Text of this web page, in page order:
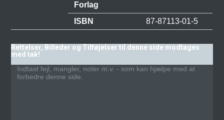
Forlag
ISBN
87-87113-01-5
Rettelser, Billeder og Tilføjelser til denne side modtages
med tak!